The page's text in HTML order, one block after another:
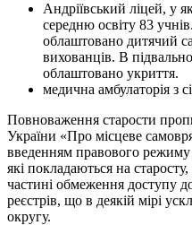
Андріївський ліцей, у
середню освіту 83
облаштовано дитячий
вихованців. В
облаштовано укриття.
медична амбулаторія з
Повноваження старости
України «Про місцеве
введенням правового
які покладаються на
частині обмеження доступу
реєстрів, що в деякій мірі
округу.